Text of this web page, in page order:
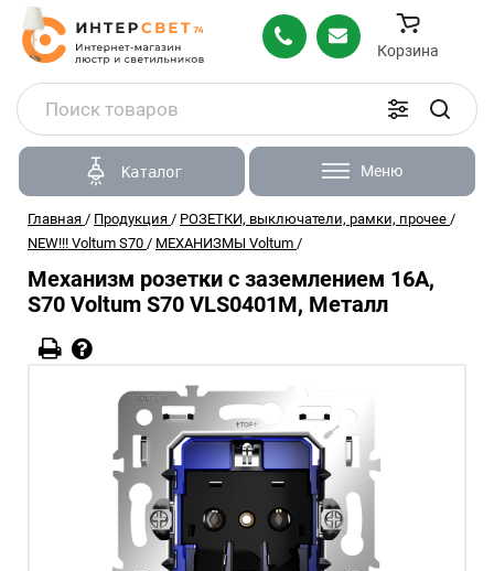
Корзина
Каталог Меню
Главная / Продукция / РОЗЕТКИ, выключатели, рамки, прочее /
NEW!!! Voltum S70 / МЕХАНИЗМЫ Voltum /
Механизм розетки с заземлением 16А,
S70 Voltum S70 VLS0401M, Металл